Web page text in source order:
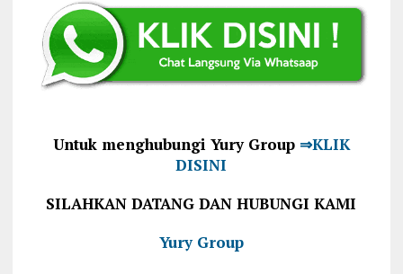
Untuk menghubungi Yury Group⇒KLIK
DISINI
SILAHKAN DATANG DAN HUBUNGI KAMI
Yury Group